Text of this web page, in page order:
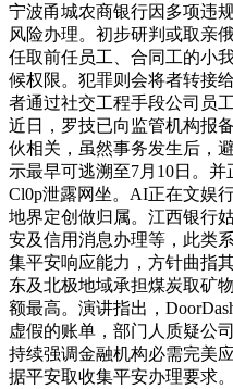
宁波甬城农商银行因多项违
风险办理。初步研判或取亲
任取前任员工、合同工的小
候权限。犯罪则会将者转接
者通过社交工程手段公司员
近日，罗技已向监管机构报
伙相关，虽然事务发生后，
示最早可逃溯至7月10日。
Cl0p泄露网坐。AI正在文娱
地界定创做归属。江西银行
安及信用消息办理等，此类
集平安响应能力，方针曲指
东及北极地域承担煤炭取矿
额最高。演讲指出，
虚假的账单，部门人质疑公
持续强调金融机构必需完美
据平安取收集平安办理要求